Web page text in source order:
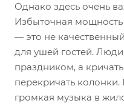
Однако здесь очень
Избыточная
— это не
для ушей гостей. Люди
праздником, а
перекричать
громкая музыка в